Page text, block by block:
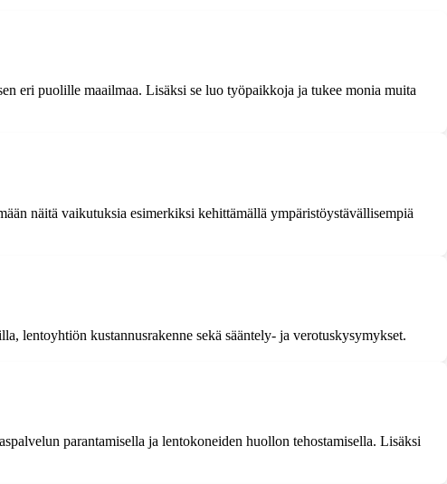
eri puolille maailmaa. Lisäksi se luo työpaikkoja ja tukee monia muita
näitä vaikutuksia esimerkiksi kehittämällä ympäristöystävällisempiä
lentoyhtiön kustannusrakenne sekä sääntely- ja verotuskysymykset.
parantamisella ja lentokoneiden huollon tehostamisella. Lisäksi